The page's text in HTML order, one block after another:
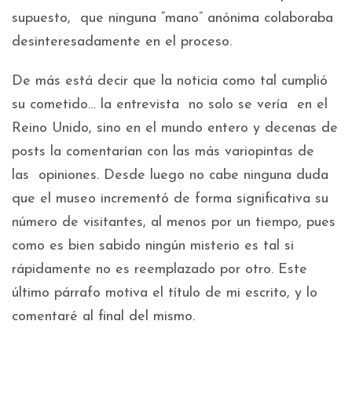
supuesto, que ninguna “mano” anónima colaboraba
desinteresadamente en el proceso.
De más está decir que la noticia como tal cumplió
su cometido… la entrevista no solo se vería en el
Reino Unido, sino en el mundo entero y decenas de
posts la comentarían con las más variopintas de
las opiniones. Desde luego no cabe ninguna duda
que el museo incrementó de forma significativa su
número de visitantes, al menos por un tiempo, pues
como es bien sabido ningún misterio es tal si
rápidamente no es reemplazado por otro. Este
último párrafo motiva el título de mi escrito, y lo
comentaré al final del mismo.